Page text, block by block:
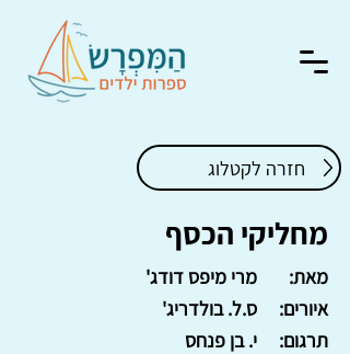
חזרה לקטלוג
מחליקי הכסף
מרי מיפס דודג'
מאת:
ס.ל. בולדריג'
איורים:
י. בן פנחס
תרגום: